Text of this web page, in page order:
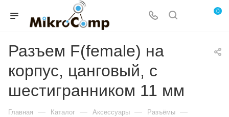
0
Разъем F(female) на
корпус, цанговый, с
шестигранником 11 мм
Главная — Каталог — Аксессуары — Разъёмы —